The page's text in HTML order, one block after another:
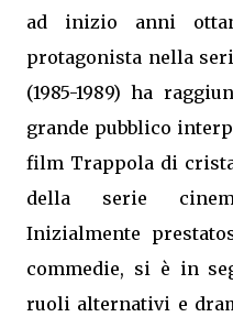
ad inizio anni
protagonista nella
(1985-1989) ha
grande pubblico
film Trappola di
della serie
Inizialmente
commedie, si è in
ruoli alternativi e